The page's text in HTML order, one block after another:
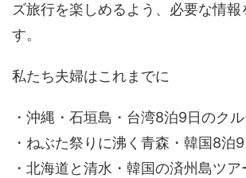
ズ旅行を楽しめるよう、必要な情報
す。
私たち夫婦はこれまでに
・沖縄・石垣島・台湾8泊9日のク
・ねぶた祭りに沸く青森・韓国8泊
・北海道と清水・韓国の済州島ツア